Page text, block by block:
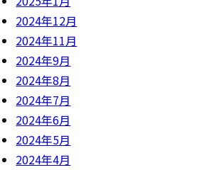
2024年12月
2024年11月
2024年9月
2024年8月
2024年7月
2024年6月
2024年5月
2024年4月